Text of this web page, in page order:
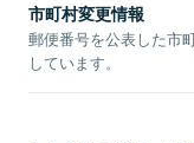
市町村変更情報
郵便番号を公表した市
しています。